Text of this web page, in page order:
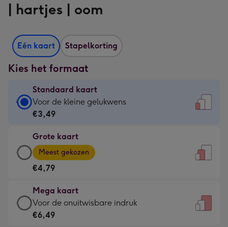
| hartjes | oom
Eén kaart Stapelkorting
Kies het formaat
Standaard kaart
Standaard
kaart
€3,49
-
Voor
kleine
gelukwens
-
Voor de kleine gelukwens
€3,49
Grote kaart
Grote
kaart
-
€4,79
-
Meest
gekozen
Meest gekozen
€4,79
Mega kaart
Mega
kaart
Voor de onuitwisbare indruk
€6,49